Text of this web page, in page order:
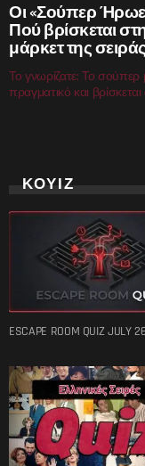
Οι «Σούπερ
Πού βρίσκεται
μάρκετ της
Το γνωρίζατε; Το
πραγματικό και
ΚΟΥΙΖ
ESCAPE ROOM QUIZ JULY